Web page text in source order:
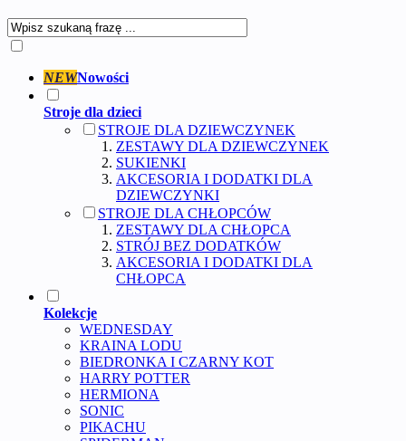
NEWNowości
Stroje dla dzieci
STROJE DLA DZIEWCZYNEK
ZESTAWY DLA DZIEWCZYNEK
SUKIENKI
AKCESORIA I DODATKI DLA
DZIEWCZYNKI
STROJE DLA CHŁOPCÓW
ZESTAWY DLA CHŁOPCA
STRÓJ BEZ DODATKÓW
AKCESORIA I DODATKI DLA
CHŁOPCA
Kolekcje
WEDNESDAY
KRAINA LODU
BIEDRONKA I CZARNY KOT
HARRY POTTER
HERMIONA
SONIC
PIKACHU